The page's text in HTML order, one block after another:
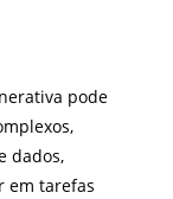
pode
dados,
em tarefas